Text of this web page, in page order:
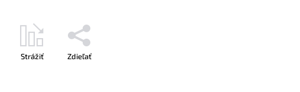
Strážiť Zdieľať